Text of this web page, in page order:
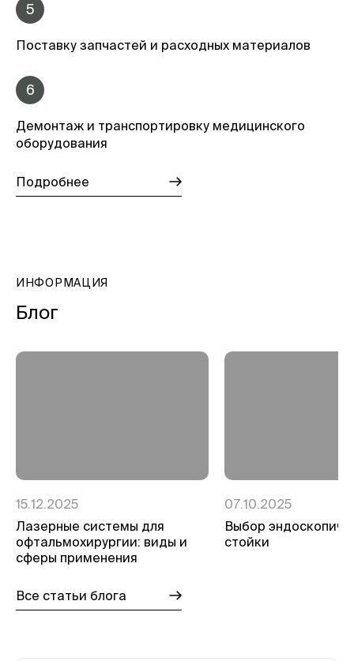
5
Поставку запчастей и расходных материалов
6
Демонтаж и транспортировку медицинского
оборудования
Подробнее
ИНФОРМАЦИЯ
Блог
15.12.2025
Лазерные системы для
офтальмохирургии: виды и
сферы применения
07.10.2025
Выбор
стойки
Все статьи блога